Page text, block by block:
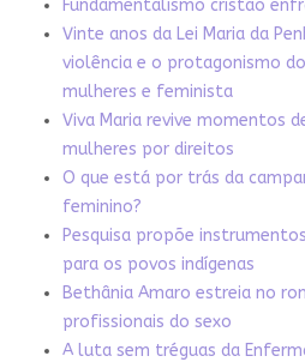
Fundamentalismo cristão
Vinte anos da Lei Maria da
violência e o protagonismo
mulheres e feminista
Viva Maria revive momentos
mulheres por direitos
O que está por trás da
feminino?
Pesquisa propõe
para os povos indígenas
Bethânia Amaro estreia no
profissionais do sexo
A luta sem tréguas da